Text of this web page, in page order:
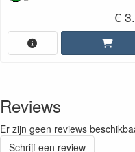
€
Reviews
Er zijn geen reviews
Schrijf een review